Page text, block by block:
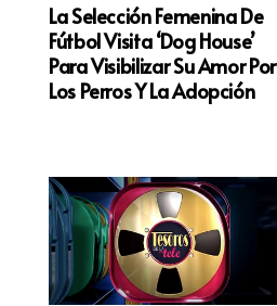
La Selección Femenina De
Fútbol Visita ‘Dog House’
Para Visibilizar Su Amor Por
Los Perros Y La Adopción